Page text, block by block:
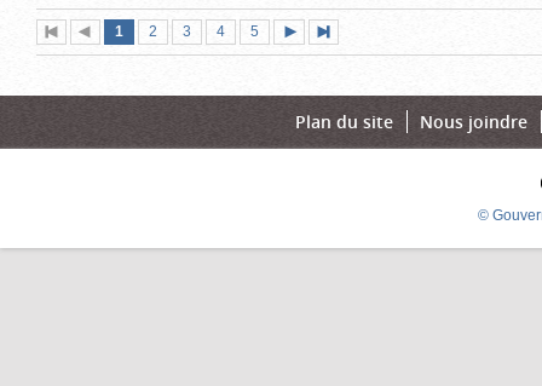
Première
page
Page
précédente
Page
1 (page
actuelle)
Page
2 Page
3 Page
4 Page
5
suivante
page
Plan du site Nous joindre
©